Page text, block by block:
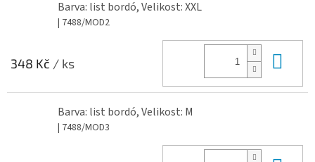
Barva: list bordó, Velikost: XXL
| 7488/MOD2
348 Kč / ks
Barva: list bordó, Velikost: M
| 7488/MOD3